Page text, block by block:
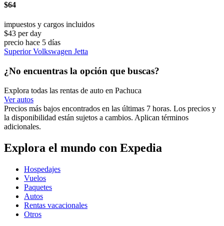
$64
impuestos y cargos incluidos
$43 per day
precio hace 5 días
Superior Volkswagen Jetta
¿No encuentras la opción que buscas?
Explora todas las rentas de auto en Pachuca
Ver autos
Precios más bajos encontrados en las últimas 7 horas. Los precios y
la disponibilidad están sujetos a cambios. Aplican términos
adicionales.
Explora el mundo con Expedia
Hospedajes
Vuelos
Paquetes
Autos
Rentas vacacionales
Otros